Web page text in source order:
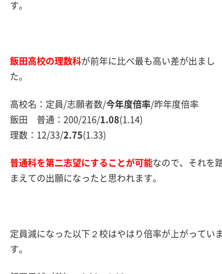
す。
飯田高校の理数科が前年に比べ最も高い差が出まし
た。
高校名：定員/志願者数/今年度倍率/昨年度倍率
飯田 普通：200/216/1.08(1.14)
理数：12/33/2.75(1.33)
普通科を第二志望にすることが可能なので、それを
まえての出願になったと思われます。
定員減になった以下２校はやはり倍率が上がってい
す。